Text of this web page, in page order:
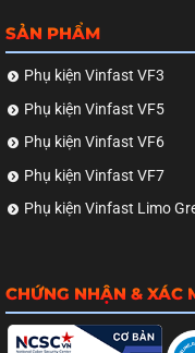
SẢN PHẨM
Phụ kiện Vinfast VF3
Phụ kiện Vinfast VF5
Phụ kiện Vinfast VF6
Phụ kiện Vinfast VF7
Phụ kiện Vinfast Limo
CHỨNG NHẬN & XÁC